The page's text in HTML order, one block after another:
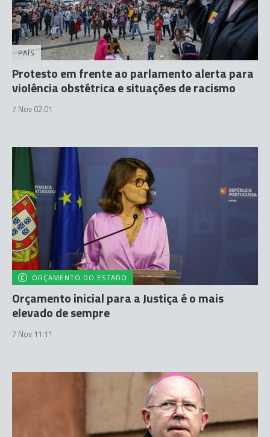
PAÍS
Protesto em frente ao parlamento alerta para
violência obstétrica e situações de racismo
7 Nov 02:01
ORÇAMENTO DO ESTADO
Orçamento inicial para a Justiça é o mais
elevado de sempre
7 Nov 11:11